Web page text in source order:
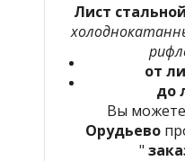
Лист стальной
от
до
Вы можете
Орудьево
"